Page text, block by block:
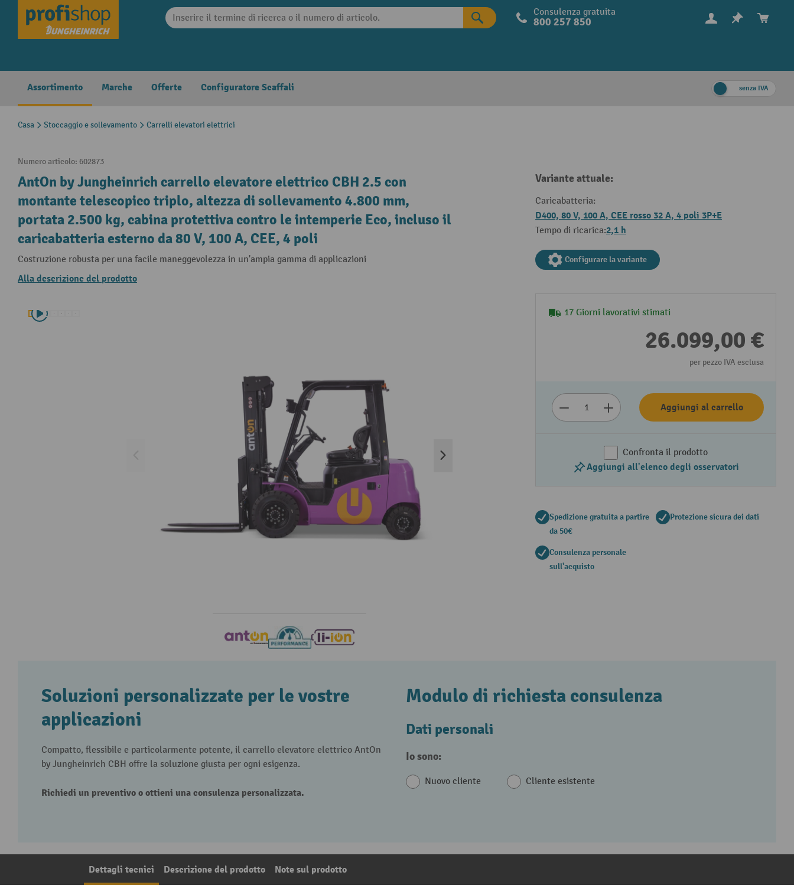
Skip to main navigation Consulenza gratuita
800 257 850
Assortimento Marche Offerte Configuratore Scaffali senza IVA
Casa Stoccaggio e sollevamento Carrelli elevatori elettrici
Numero articolo: 602873
AntOn by Jungheinrich carrello elevatore elettrico CBH 2.5 con
montante telescopico triplo, altezza di sollevamento 4.800 mm,
portata 2.500 kg, cabina protettiva contro le intemperie Eco, incluso il
caricabatteria esterno da 80 V, 100 A, CEE, 4 poli
Costruzione robusta per una facile maneggevolezza in un'ampia gamma di applicazioni
Alla descrizione del prodotto
Riproduzione video
Variante attuale:
Caricabatteria:
D400, 80 V, 100 A, CEE rosso 32 A, 4 poli 3P+E
Tempo di ricarica:2,1 h
Configurare la variante
17 Giorni lavorativi stimati
26.099,00 €
per pezzo IVA esclusa
Aggiungi al carrello
Confronta il prodotto
Aggiungi all'elenco degli osservatori
Spedizione gratuita a partire
da 50€
Protezione sicura dei dati
Consulenza personale
sull'acquisto
Soluzioni personalizzate per le vostre
applicazioni
Compatto, flessibile e particolarmente potente, il carrello elevatore elettrico AntOn
by Jungheinrich CBH offre la soluzione giusta per ogni esigenza.
Richiedi un preventivo o ottieni una consulenza personalizzata.
Modulo di richiesta consulenza
Dati personali
Io sono:
Nuovo cliente Cliente esistente
Dettagli tecnici Descrizione del prodotto Note sul prodotto